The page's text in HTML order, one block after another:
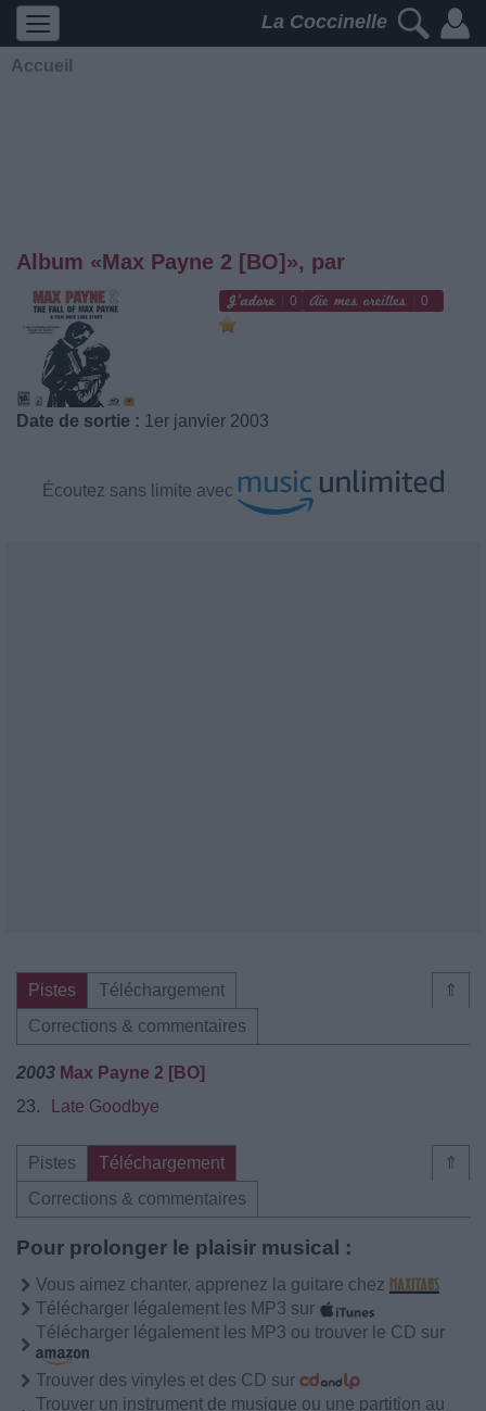
La Coccinelle
Accueil
Album «Max Payne 2 [BO]», par
0 0
Date de sortie : 1er janvier 2003
Écoutez sans limite avec
⇑
Pistes
Téléchargement
Corrections & commentaires
2003 Max Payne 2 [BO]
23.
Late Goodbye
⇑
Pistes
Téléchargement
Corrections & commentaires
Pour prolonger le plaisir musical :
Vous aimez chanter, apprenez la guitare chez
Télécharger légalement les MP3 sur
Télécharger légalement les MP3 ou trouver le CD sur
Trouver des vinyles et des CD sur
Trouver un instrument de musique ou une partition au